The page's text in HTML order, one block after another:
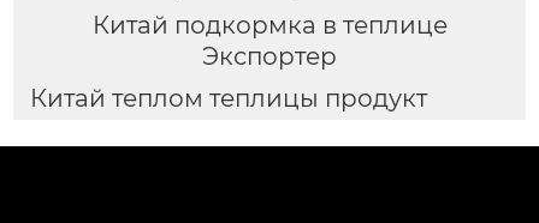
Китай подкормка в теплице
Экспортер
Китай теплом теплицы продукт